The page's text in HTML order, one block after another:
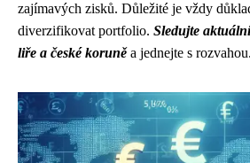
zajímavých zisků. Důležité je vždy
diverzifikovat portfolio. Sledujte
liře a české koruněa jednejte s rozvahou.